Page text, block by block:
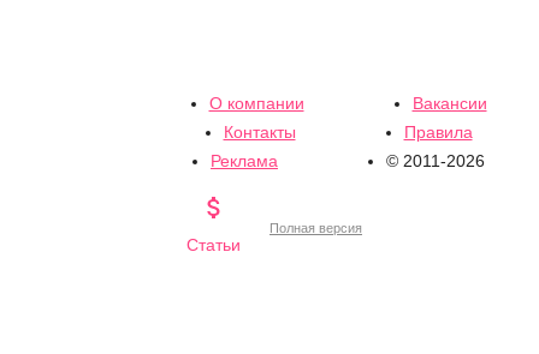
О компании
Вакансии
Контакты
Правила
Реклама
© 2011-2026

Статьи
Полная версия